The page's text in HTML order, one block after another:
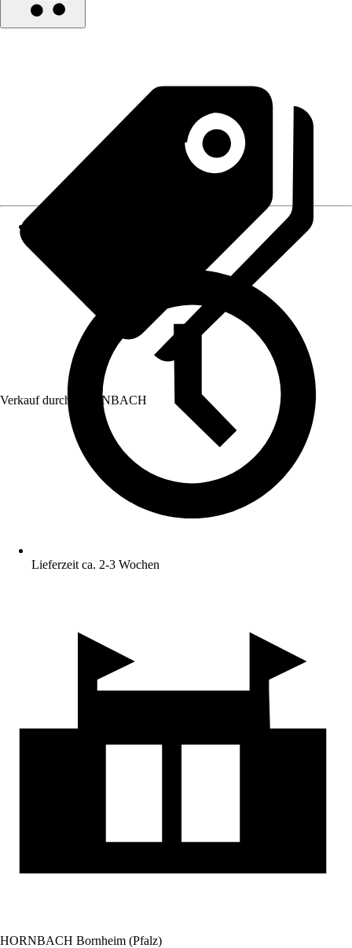
Verkauf durch: HORNBACH
Lieferzeit ca. 2-3 Wochen
HORNBACH Bornheim (Pfalz)